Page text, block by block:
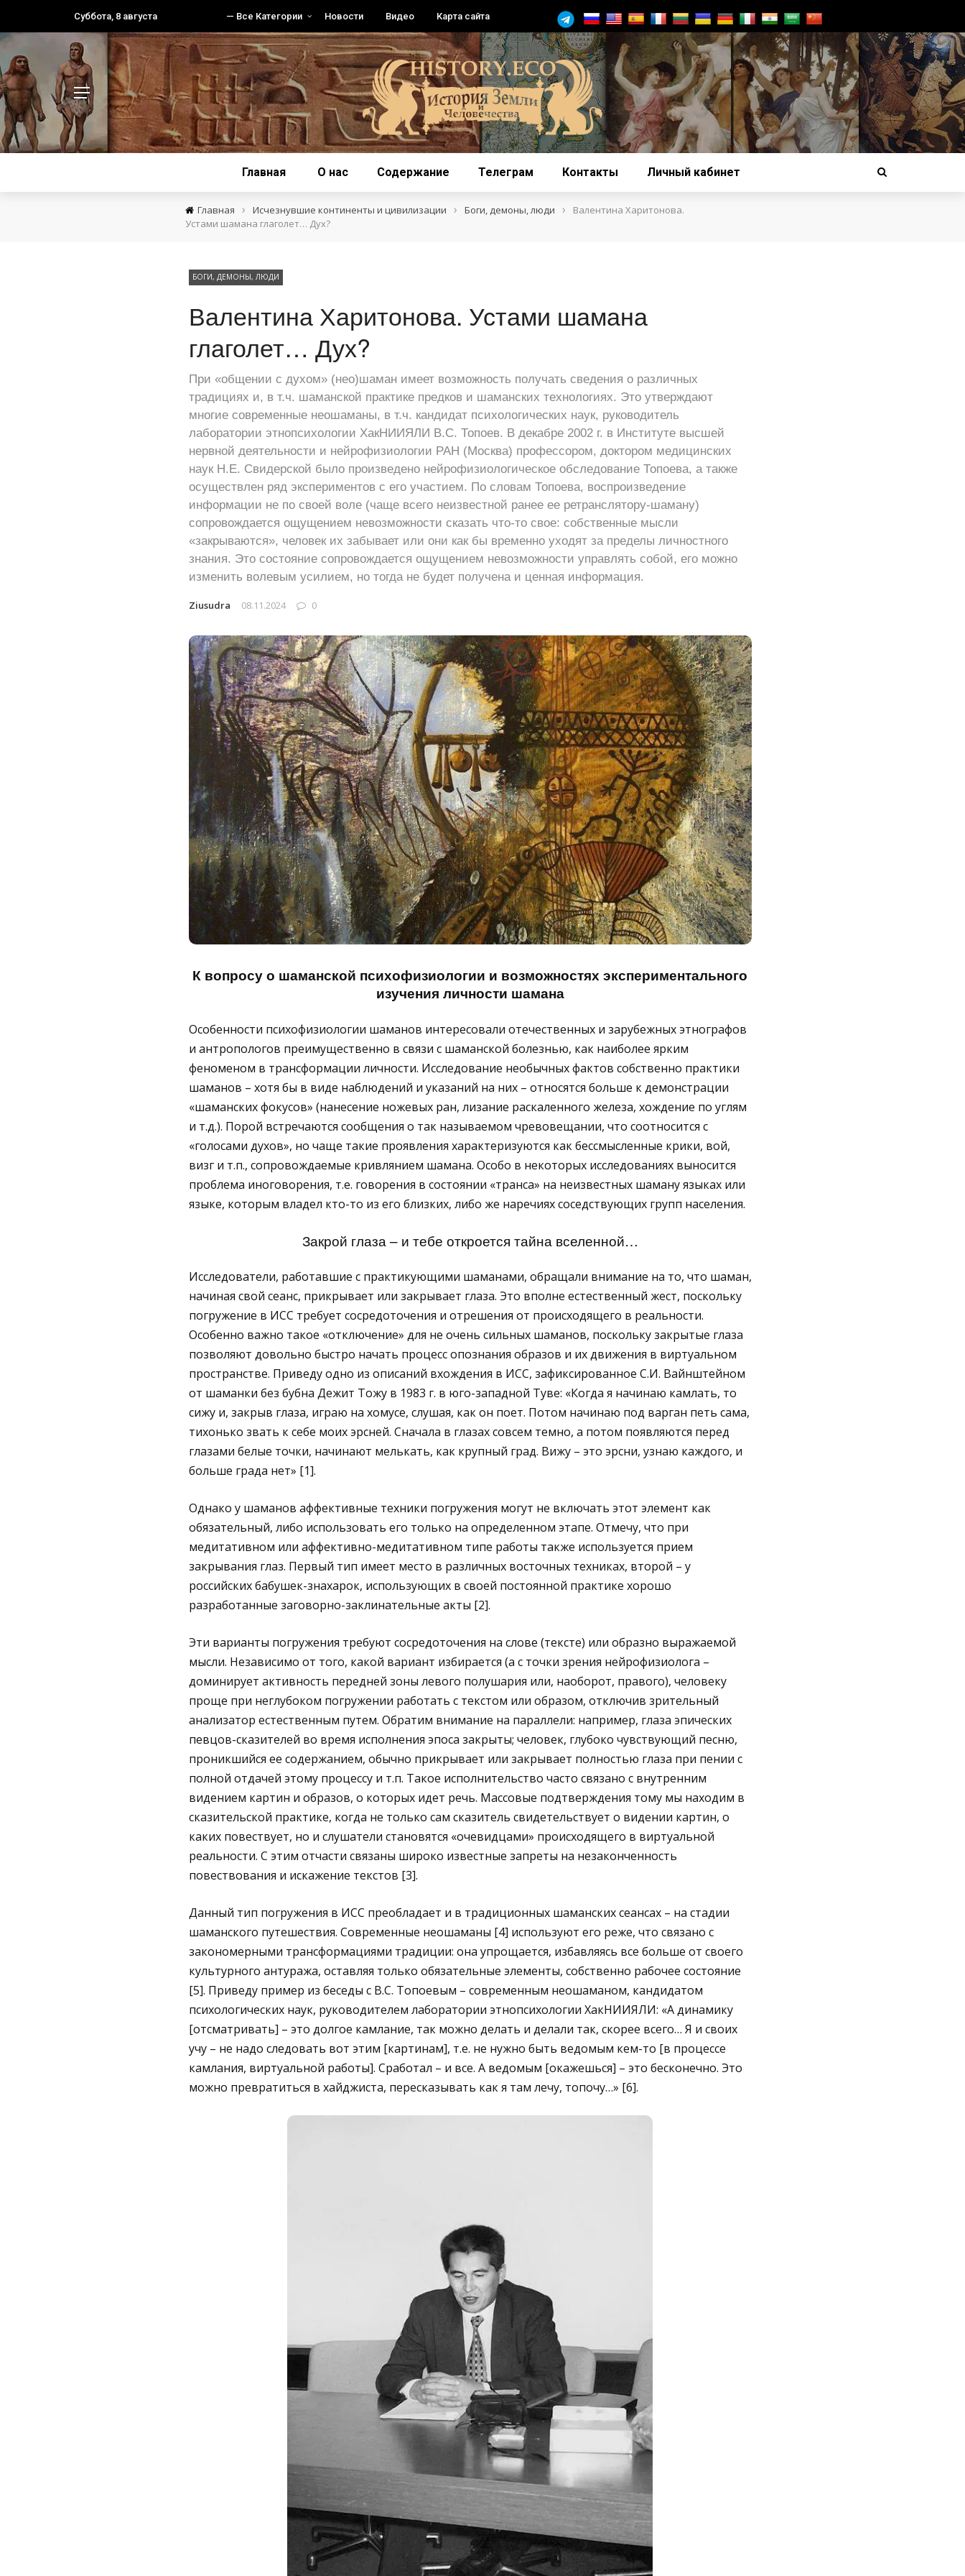
Суббота, 8 августа — Все Категории Новости Видео Карта сайта
Главная О нас Содержание Телеграм Контакты Личный кабинет
Главная › Исчезнувшие континенты и цивилизации › Боги, демоны, люди ›
Валентина Харитонова.
Устами шамана глаголет… Дух?
БОГИ, ДЕМОНЫ, ЛЮДИ
Валентина Харитонова. Устами шамана
глаголет… Дух?
При «общении с духом» (нео)шаман имеет возможность получать сведения о различных
традициях и, в т.ч. шаманской практике предков и шаманских технологиях. Это утверждают
многие современные неошаманы, в т.ч. кандидат психологических наук, руководитель
лаборатории этнопсихологии ХакНИИЯЛИ В.С. Топоев. В декабре 2002 г. в Институте высшей
нервной деятельности и нейрофизиологии РАН (Москва) профессором, доктором медицинских
наук Н.Е. Свидерской было произведено нейрофизиологическое обследование Топоева, а также
осуществлен ряд экспериментов с его участием. По словам Топоева, воспроизведение
информации не по своей воле (чаще всего неизвестной ранее ее ретранслятору-шаману)
сопровождается ощущением невозможности сказать что-то свое: собственные мысли
«закрываются», человек их забывает или они как бы временно уходят за пределы личностного
знания. Это состояние сопровождается ощущением невозможности управлять собой, его можно
изменить волевым усилием, но тогда не будет получена и ценная информация.
Ziusudra 08.11.2024 0
К вопросу о шаманской психофизиологии и возможностях экспериментального
изучения личности шамана
Особенности психофизиологии шаманов интересовали отечественных и зарубежных этнографов
и антропологов преимущественно в связи с шаманской болезнью, как наиболее ярким
феноменом в трансформации личности. Исследование необычных фактов собственно практики
шаманов – хотя бы в виде наблюдений и указаний на них – относятся больше к демонстрации
«шаманских фокусов» (нанесение ножевых ран, лизание раскаленного железа, хождение по углям
и т.д.). Порой встречаются сообщения о так называемом чревовещании, что соотносится с
«голосами духов», но чаще такие проявления характеризуются как бессмысленные крики, вой,
визг и т.п., сопровождаемые кривлянием шамана. Особо в некоторых исследованиях выносится
проблема иноговорения, т.е. говорения в состоянии «транса» на неизвестных шаману языках или
языке, которым владел кто-то из его близких, либо же наречиях соседствующих групп населения.
Закрой глаза – и тебе откроется тайна вселенной…
Исследователи, работавшие с практикующими шаманами, обращали внимание на то, что шаман,
начиная свой сеанс, прикрывает или закрывает глаза. Это вполне естественный жест, поскольку
погружение в ИСС требует сосредоточения и отрешения от происходящего в реальности.
Особенно важно такое «отключение» для не очень сильных шаманов, поскольку закрытые глаза
позволяют довольно быстро начать процесс опознания образов и их движения в виртуальном
пространстве. Приведу одно из описаний вхождения в ИСС, зафиксированное С.И. Вайнштейном
от шаманки без бубна Дежит Тожу в 1983 г. в юго-западной Туве: «Когда я начинаю камлать, то
сижу и, закрыв глаза, играю на хомусе, слушая, как он поет. Потом начинаю под варган петь сама,
тихонько звать к себе моих эрсней. Сначала в глазах совсем темно, а потом появляются перед
глазами белые точки, начинают мелькать, как крупный град. Вижу – это эрcни, узнаю каждого, и
больше града нет» [1].
Однако у шаманов аффективные техники погружения могут не включать этот элемент как
обязательный, либо использовать его только на определенном этапе. Отмечу, что при
медитативном или аффективно-медитативном типе работы также используется прием
закрывания глаз. Первый тип имеет место в различных восточных техниках, второй – у
российских бабушек-знахарок, использующих в своей постоянной практике хорошо
разработанные заговорно-заклинательные акты [2].
Эти варианты погружения требуют сосредоточения на слове (тексте) или образно выражаемой
мысли. Независимо от того, какой вариант избирается (а с точки зрения нейрофизиолога –
доминирует активность передней зоны левого полушария или, наоборот, правого), человеку
проще при неглубоком погружении работать с текстом или образом, отключив зрительный
анализатор естественным путем. Обратим внимание на параллели: например, глаза эпических
певцов-сказителей во время исполнения эпоса закрыты; человек, глубоко чувствующий песню,
проникшийся ее содержанием, обычно прикрывает или закрывает полностью глаза при пении с
полной отдачей этому процессу и т.п. Такое исполнительство часто связано с внутренним
видением картин и образов, о которых идет речь. Массовые подтверждения тому мы находим в
сказительской практике, когда не только сам сказитель свидетельствует о видении картин, о
каких повествует, но и слушатели становятся «очевидцами» происходящего в виртуальной
реальности. С этим отчасти связаны широко известные запреты на незаконченность
повествования и искажение текстов [3].
Данный тип погружения в ИСС преобладает и в традиционных шаманских сеансах – на стадии
шаманского путешествия. Современные неошаманы [4] используют его реже, что связано с
закономерными трансформациями традиции: она упрощается, избавляясь все больше от своего
культурного антуража, оставляя только обязательные элементы, собственно рабочее состояние
[5]. Приведу пример из беседы с В.С. Топоевым – современным неошаманом, кандидатом
психологических наук, руководителем лаборатории этнопсихологии ХакНИИЯЛИ: «А динамику
[отсматривать] – это долгое камлание, так можно делать и делали так, скорее всего… Я и своих
учу – не надо следовать вот этим [картинам], т.е. не нужно быть ведомым кем-то [в процессе
камлания, виртуальной работы]. Сработал – и все. А ведомым [окажешься] – это бесконечно. Это
можно превратиться в хайджиста, пересказывать как я там лечу, топочу…» [6].